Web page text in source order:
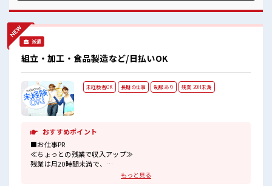
り働く環境が整っています！ イチからスキルUP・ステップ
UP目指していきましょう！ ≪様々なお仕事をご提案≫ 一人で
業は少なめ！ たまに残業するくらいなら…という方、 応募お
待ちしております！ 高収入もバッチリ目指せますよ！
派遣
組立・加工・食品製造など/日払いOK
未経験者OK 長期の仕事 制服あり 残業 20H未満
おすすめポイント
■お仕事PR
≪ちょっとの残業で収入アップ≫
残業は月20時間未満で、
もっと見る